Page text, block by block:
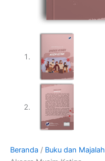
Beranda / Buku dan Majalah